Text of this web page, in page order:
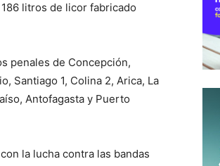
litros de licor fabricado
penales de Concepción,
Santiago 1, Colina 2, Arica, La
Antofagasta y Puerto
la lucha contra las bandas